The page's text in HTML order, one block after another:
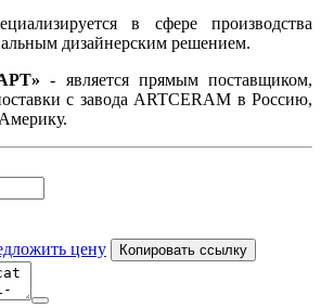
в сфере производства
дизайнерским решением.
- является прямым поставщиком,
с завода ARTCERAM в Россию,
цену
Копировать ссылку